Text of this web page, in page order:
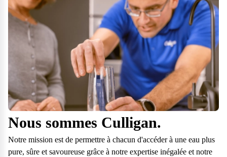
Nous sommes Culligan.
Notre mission est de permettre à chacun d'accéder à une eau plus
pure, sûre et savoureuse grâce à notre expertise inégalée et notre